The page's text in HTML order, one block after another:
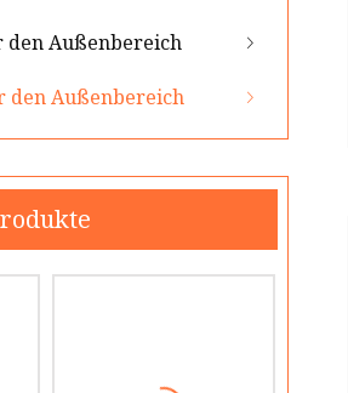
den Außenbereich
den Außenbereich